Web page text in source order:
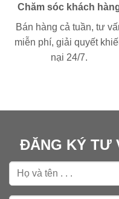
Chăm sóc khách
Bán hàng cả tuần, tư
miễn phí, giải quyết
nại 24/7.
ĐĂNG KÝ TƯ